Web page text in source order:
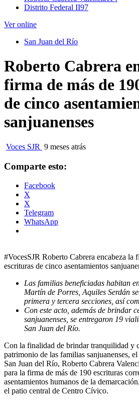
Distrito Federal II97
Ver online
San Juan del Río
Roberto Cabrera
firma de más de
de cinco
sanjuanenses
Voces SJR 9 meses atrás
Comparte esto:
Facebook
X
X
Telegram
WhatsApp
#VocesSJR Roberto Cabrera encabeza la
escrituras de cinco asentamientos
Las familias beneficiadas habitan
Martín de Porres, Aquiles Serdán
primera y tercera secciones, así
Con este acto, además de brindar
sanjuanenses, se entregaron 19
San Juan del Río.
Con la finalidad de brindar tranquilidad y
patrimonio de las familias sanjuanenses,
San Juan del Río, Roberto Cabrera
para la firma de más de 190 escrituras
asentamientos humanos de la
el patio central de Centro Cívico.